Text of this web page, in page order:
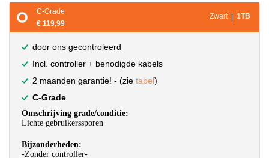
C-Grade
€ 119,99
Zwart | 1TB
door ons gecontroleerd
Incl. controller + benodigde kabels
2 maanden garantie! - (zie tabel)
C-Grade
Omschrijving grade/conditie:
Lichte gebruikerssporen
Bijzonderheden:
-Zonder controller-